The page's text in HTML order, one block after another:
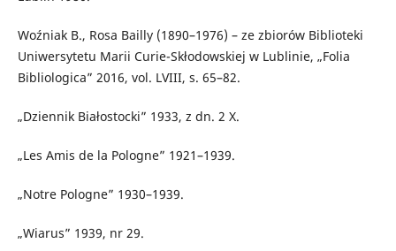
Woźniak B., Rosa Bailly (1890–1976) – ze zbiorów Biblioteki
Uniwersytetu Marii Curie-Skłodowskiej w Lublinie, „Folia
Bibliologica” 2016, vol. LVIII, s. 65–82.
„Dziennik Białostocki” 1933, z dn. 2 X.
„Les Amis de la Pologne” 1921–1939.
„Notre Pologne” 1930–1939.
„Wiarus” 1939, nr 29.